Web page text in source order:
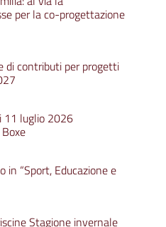
per la co-progettazione
di contributi per progetti
11 luglio 2026
in “Sport, Educazione e
Stagione invernale